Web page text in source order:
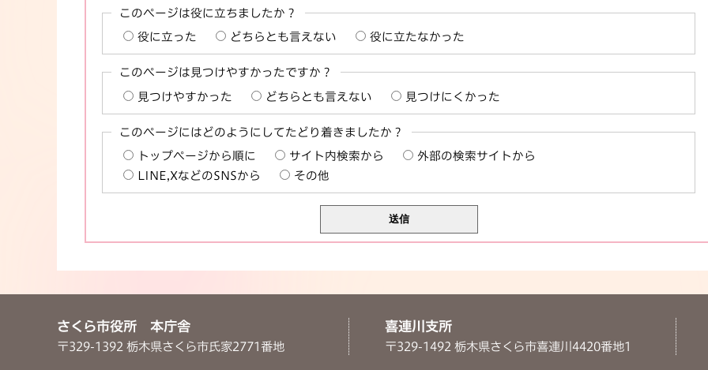
このページは役に立ちましたか？
役に立った どちらとも言えない 役に立たなかった
このページは見つけやすかったですか？
見つけやすかった どちらとも言えない 見つけにくかった
このページにはどのようにしてたどり着きましたか？
トップページから順に サイト内検索から
外部の検索サイトから
LINE,XなどのSNSから
その他
さくら市役所 本庁舎
〒329-1392 栃木県さくら市氏家2771番地
喜連川支所
〒329-1492 栃木県さくら市喜連川4420番地1